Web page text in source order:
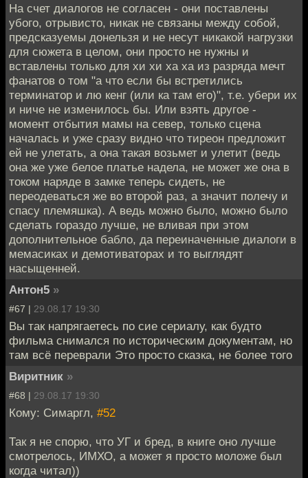
На счет диалогов не согласен - они поставлены
убого, отрывисто, никак не связаны между собой,
предсказуемы донельзя и не несут никакой нагрузки
для сюжета в целом, они просто не нужны и
вставлены только для хи хи ха ха из разряда мечт
фанатов о том "а что если бы встретились
терминатор и лю кенг (или ка там его)", т.е. убери их
и ниче не изменилось бы. Или взять другое -
момент отбытия мамы на север, только сцена
началась и уже сразу видно что тиреон предложит
ей не улетать, а она такая возьмет и улетит (ведь
она же уже белое платье надела, не может же она в
током наряде в замке теперь сидеть, не
переодеваться же во второй раз, а значит полечу и
спасу племяшка). А ведь можно было, можно было
сделать гораздо лучше, не вливая при этом
дополнительное бабло, да переиначенные диалоги в
мемасиках и демотиваторах и то выглядят
насыщенней.
Антон5 »
#67 | 29.08.17 19:30
Вы так напрягаетесь по сие сериалу, как будто
фильма снимался по историческим документам, но
там всё переврали Это просто сказка, не более того
Виритник »
#68 | 29.08.17 19:30
Кому: Симаргл, #52
Так я не спорю, что УГ и бред, в книге оно лучше
смотрелось, ИМХО, а может я просто моложе был
когда читал))